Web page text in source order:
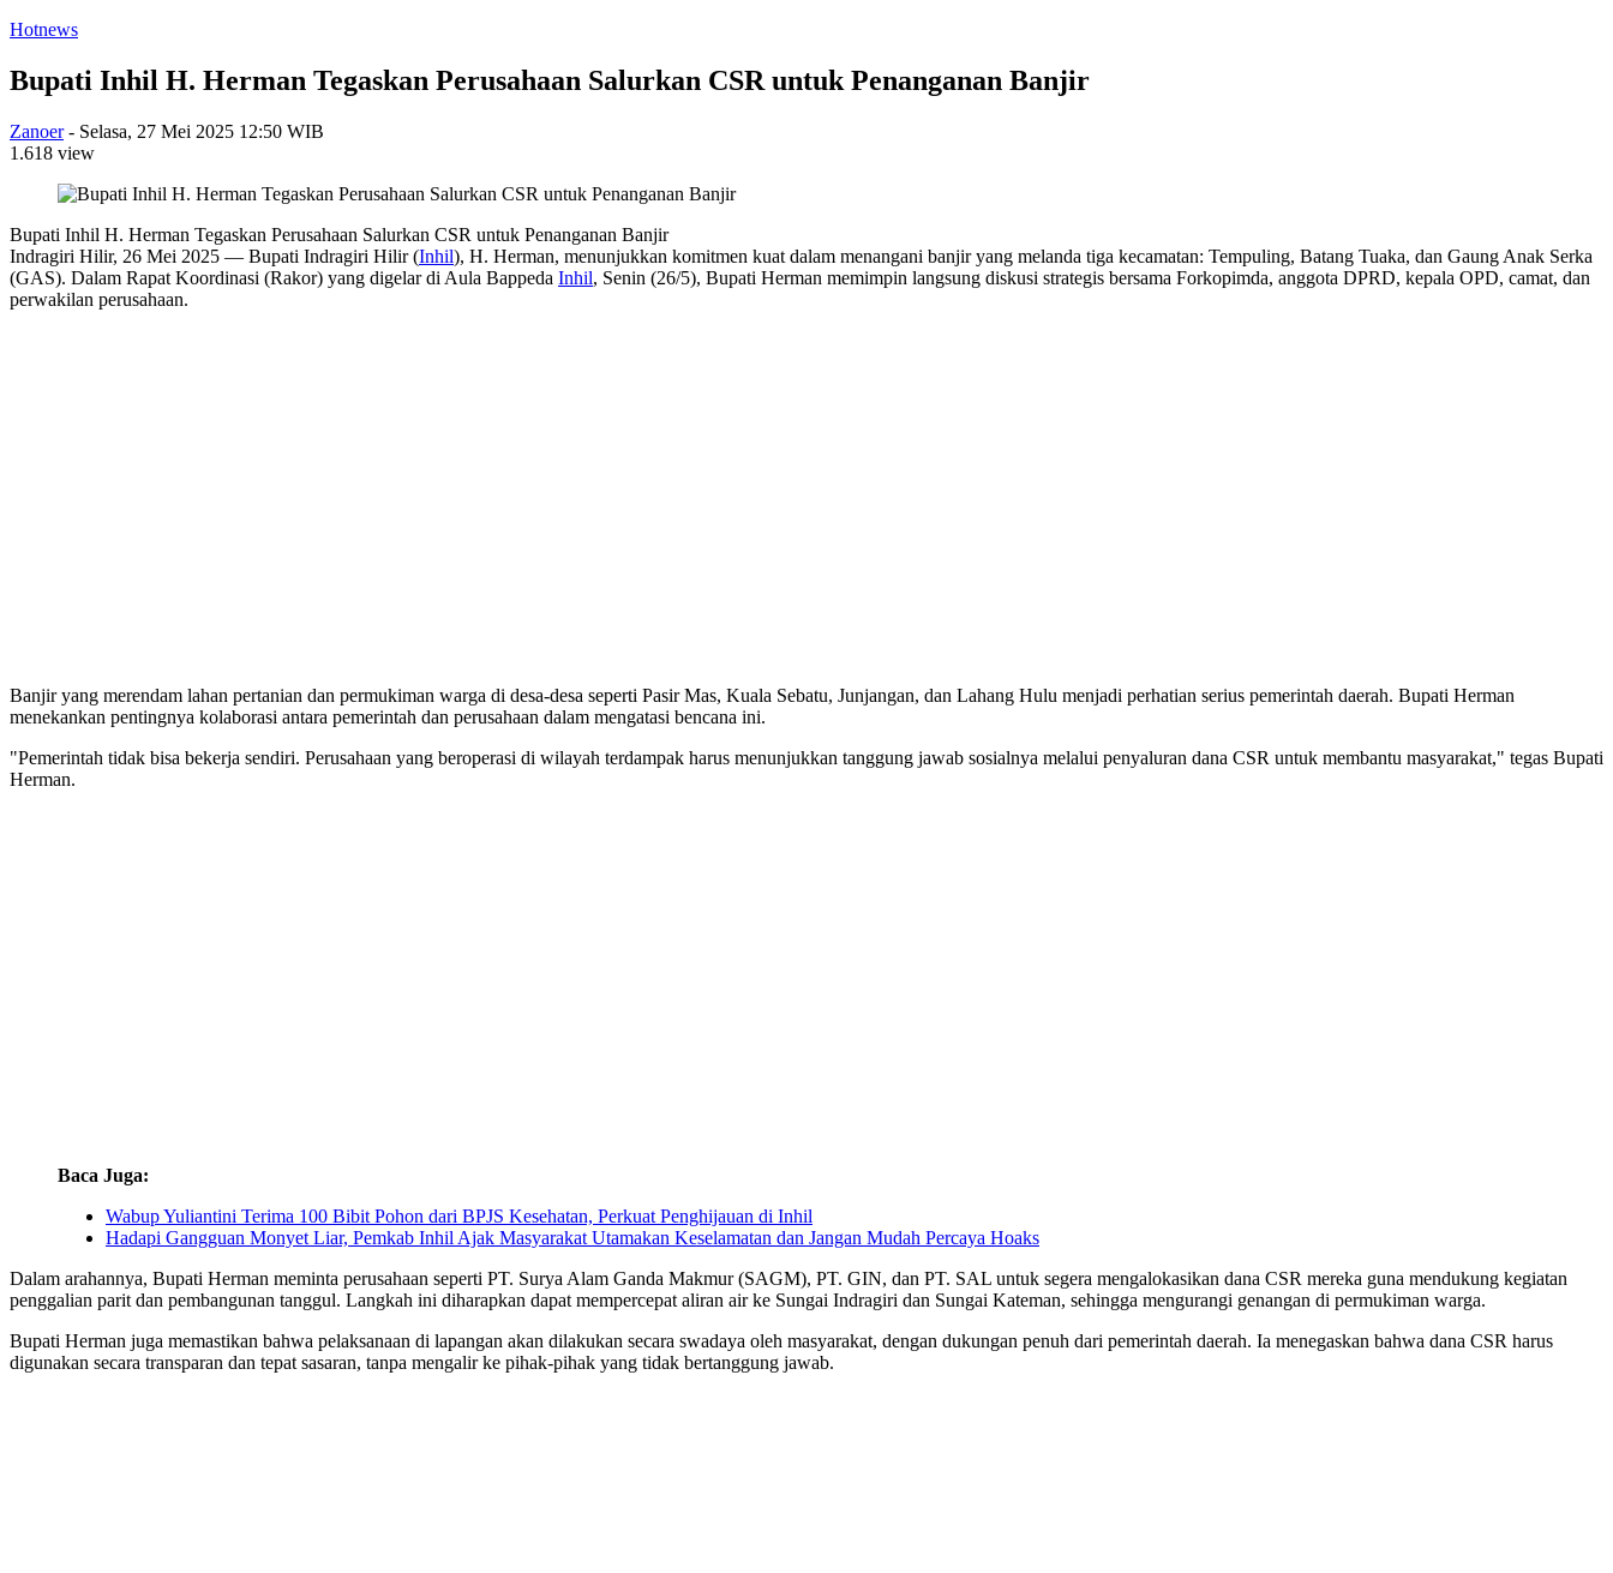
Hotnews
Bupati Inhil H. Herman Tegaskan Perusahaan Salurkan CSR untuk Penanganan Banjir
Zanoer - Selasa, 27 Mei 2025 12:50 WIB
1.618 view
Bupati Inhil H. Herman Tegaskan Perusahaan Salurkan CSR untuk Penanganan Banjir
Indragiri Hilir, 26 Mei 2025 — Bupati Indragiri Hilir (Inhil), H. Herman, menunjukkan komitmen kuat dalam menangani banjir yang melanda tiga kecamatan: Tempuling, Batang Tuaka, dan Gaung Anak Serka
(GAS). Dalam Rapat Koordinasi (Rakor) yang digelar di Aula Bappeda Inhil, Senin (26/5), Bupati Herman memimpin langsung diskusi strategis bersama Forkopimda, anggota DPRD, kepala OPD, camat, dan
perwakilan perusahaan.
Banjir yang merendam lahan pertanian dan permukiman warga di desa-desa seperti Pasir Mas, Kuala Sebatu, Junjangan, dan Lahang Hulu menjadi perhatian serius pemerintah daerah. Bupati Herman
menekankan pentingnya kolaborasi antara pemerintah dan perusahaan dalam mengatasi bencana ini.
"Pemerintah tidak bisa bekerja sendiri. Perusahaan yang beroperasi di wilayah terdampak harus menunjukkan tanggung jawab sosialnya melalui penyaluran dana CSR untuk membantu masyarakat," tegas Bupati
Herman.
Baca Juga:
Wabup Yuliantini Terima 100 Bibit Pohon dari BPJS Kesehatan, Perkuat Penghijauan di Inhil
Hadapi Gangguan Monyet Liar, Pemkab Inhil Ajak Masyarakat Utamakan Keselamatan dan Jangan Mudah Percaya Hoaks
Dalam arahannya, Bupati Herman meminta perusahaan seperti PT. Surya Alam Ganda Makmur (SAGM), PT. GIN, dan PT. SAL untuk segera mengalokasikan dana CSR mereka guna mendukung kegiatan
penggalian parit dan pembangunan tanggul. Langkah ini diharapkan dapat mempercepat aliran air ke Sungai Indragiri dan Sungai Kateman, sehingga mengurangi genangan di permukiman warga.
Bupati Herman juga memastikan bahwa pelaksanaan di lapangan akan dilakukan secara swadaya oleh masyarakat, dengan dukungan penuh dari pemerintah daerah. Ia menegaskan bahwa dana CSR harus
digunakan secara transparan dan tepat sasaran, tanpa mengalir ke pihak-pihak yang tidak bertanggung jawab.